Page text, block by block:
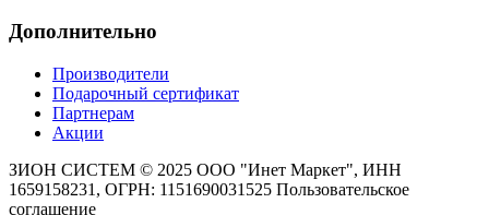
Дополнительно
Производители
Подарочный сертификат
Партнерам
Акции
ЗИОН СИСТЕМ © 2025 ООО "Инет Маркет", ИНН
1659158231, ОГРН: 1151690031525 Пользовательское
соглашение